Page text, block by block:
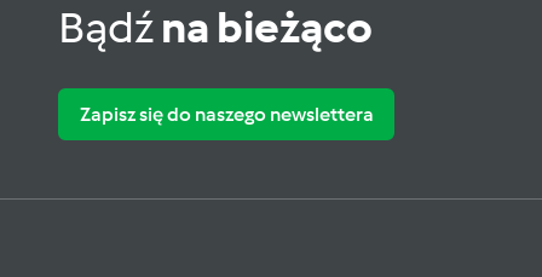
Bądźna bieżąco
Zapisz się do naszego newslettera